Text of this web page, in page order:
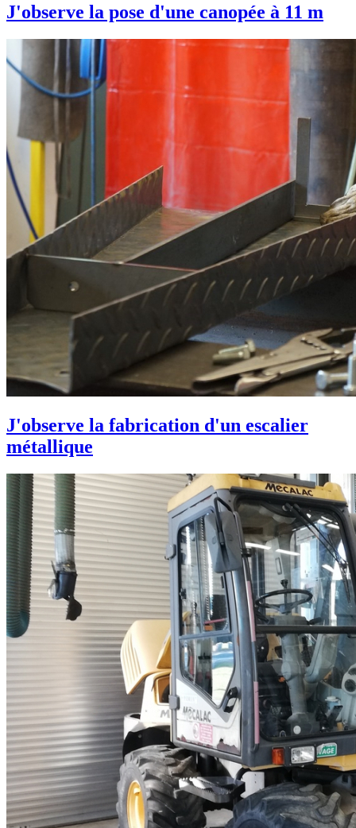
J'observe la pose d'une canopée à 11 m
J'observe la fabrication d'un escalier
métallique